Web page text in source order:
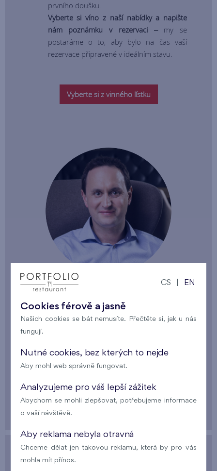
prvního doušku.
Vyberte si víno z naší nabídky a napište
nám poznámku v rezervaci– my se
postaráme o to, aby bylo na čas vaší
rezervace připravené v ideálním stavu.
Vyberte si z vinného lístku
manažer restaurace
Pavel je charismatický a empatický muž plný
elánu a nadšení pro každého hosta. Jeho jiskry v
naslouchat, aby vám vzápětí splnil každé přání.
NÁŠ PŘÍSTUP K VÍNŮM
CS EN
Cookies férově a jasně
Našich cookies se bát nemusíte. Přečtěte si, jak u nás
fungují.
Nutné cookies, bez kterých to nejde
Aby mohl web správně fungovat.
Analyzujeme pro váš lepší zážitek
Abychom se mohli zlepšovat, potřebujeme informace
o vaší návštěvě.
Aby reklama nebyla otravná
Chceme dělat jen takovou reklamu, která by pro vás
mohla mít přínos.